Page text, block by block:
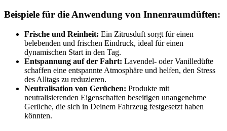
Beispiele für die Anwendung von Innenraumdüften:
Frische und Reinheit: Ein Zitrusduft sorgt für einen
belebenden und frischen Eindruck, ideal für einen
dynamischen Start in den Tag.
Entspannung auf der Fahrt: Lavendel- oder Vanilledüfte
schaffen eine entspannte Atmosphäre und helfen, den Stress
des Alltags zu reduzieren.
Neutralisation von Gerüchen: Produkte mit
neutralisierenden Eigenschaften beseitigen unangenehme
Gerüche, die sich in Deinem Fahrzeug festgesetzt haben
könnten.